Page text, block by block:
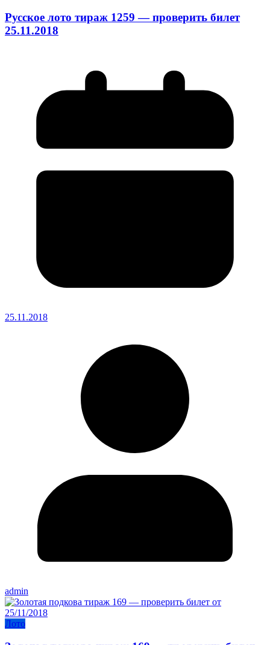
Русское лото тираж 1259 — проверить билет
25.11.2018
25.11.2018
admin
Лото